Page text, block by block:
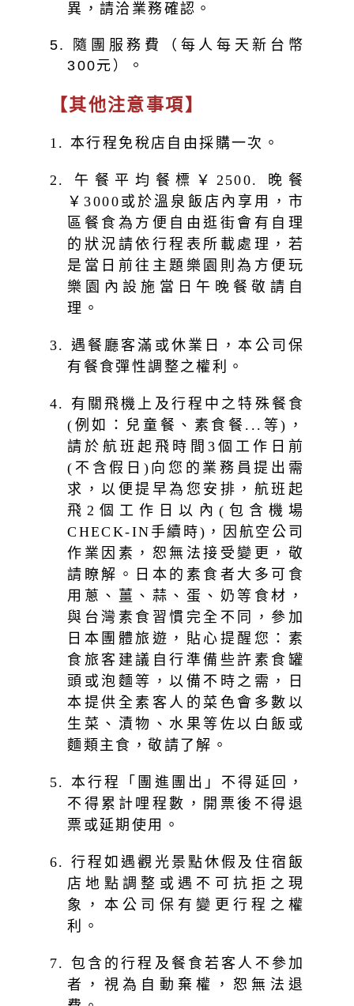
異，請洽業務確認。
5. 隨團服務費（每人每天新台幣
300元）。
【其他注意事項】
1. 本行程免稅店自由採購一次。
2. 午餐平均餐標￥2500. 晚餐
￥3000或於溫泉飯店內享用，市
區餐食為方便自由逛街會有自理
的狀況請依行程表所載處理，若
是當日前往主題樂園則為方便玩
樂園內設施當日午晚餐敬請自
理。
3. 遇餐廳客滿或休業日，本公司保
有餐食彈性調整之權利。
4. 有關飛機上及行程中之特殊餐食
(例如：兒童餐、素食餐...等)，
請於航班起飛時間3個工作日前
(不含假日)向您的業務員提出需
求，以便提早為您安排，航班起
飛2個工作日以內(包含機場
CHECK-IN手續時)，因航空公司
作業因素，恕無法接受變更，敬
請瞭解。日本的素食者大多可食
用蔥、薑、蒜、蛋、奶等食材，
與台灣素食習慣完全不同，參加
日本團體旅遊，貼心提醒您：素
食旅客建議自行準備些許素食罐
頭或泡麵等，以備不時之需，日
本提供全素客人的菜色會多數以
生菜、漬物、水果等佐以白飯或
麵類主食，敬請了解。
5. 本行程「團進團出」不得延回，
不得累計哩程數，開票後不得退
票或延期使用。
6. 行程如遇觀光景點休假及住宿飯
店地點調整或遇不可抗拒之現
象，本公司保有變更行程之權
利。
7. 包含的行程及餐食若客人不參加
者，視為自動棄權，恕無法退